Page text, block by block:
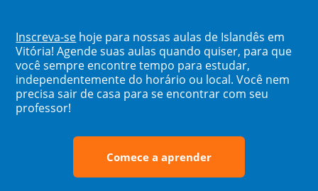
Inscreva-se hoje para nossas aulas de Islandês em
Vitória! Agende suas aulas quando quiser, para que
você sempre encontre tempo para estudar,
independentemente do horário ou local. Você nem
precisa sair de casa para se encontrar com seu
professor!
Comece a aprender